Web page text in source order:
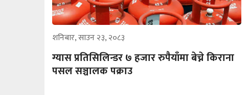
शनिबार, साउन २३, २०८३
ग्यास प्रतिसिलिन्डर ७ हजार रुपैयाँमा बेच्ने किराना
पसल सञ्चालक पक्राउ